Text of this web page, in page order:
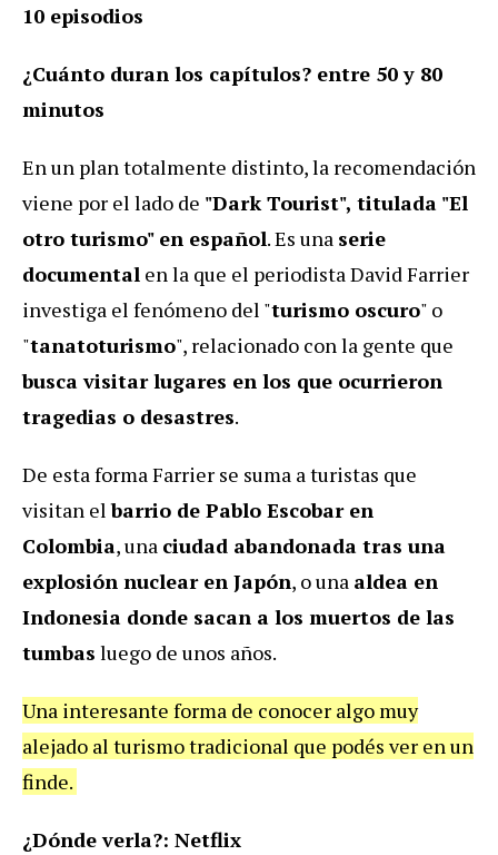
10 episodios
¿Cuánto duran los capítulos? entre 50 y 80
minutos
En un plan totalmente distinto, la recomendación
viene por el lado de "Dark Tourist", titulada "El
otro turismo" en español. Es una serie
documental en la que el periodista David Farrier
investiga el fenómeno del "turismo oscuro" o
"tanatoturismo", relacionado con la gente que
busca visitar lugares en los que ocurrieron
tragedias o desastres.
De esta forma Farrier se suma a turistas que
visitan elbarrio de Pablo Escobar en
Colombia, una ciudad abandonada tras una
explosión nuclear en Japón, o una aldea en
Indonesia donde sacan a los muertos de las
tumbas luego de unos años.
Una interesante forma de conocer algo muy
alejado al turismo tradicional que podés ver en un
finde.
¿Dónde verla?: Netflix